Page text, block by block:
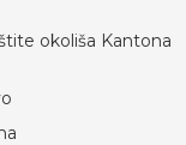
okoliša Kantona